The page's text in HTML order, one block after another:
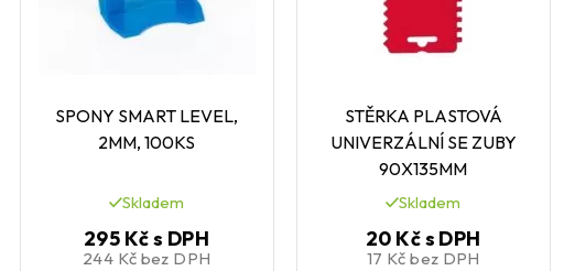
SPONY SMART LEVEL,
2MM, 100KS
Skladem
295 Kčs DPH
244 Kč bez DPH
STĚRKA PLASTOVÁ
UNIVERZÁLNÍ SE ZUBY
90X135MM
Skladem
20 Kčs DPH
17 Kčbez DPH